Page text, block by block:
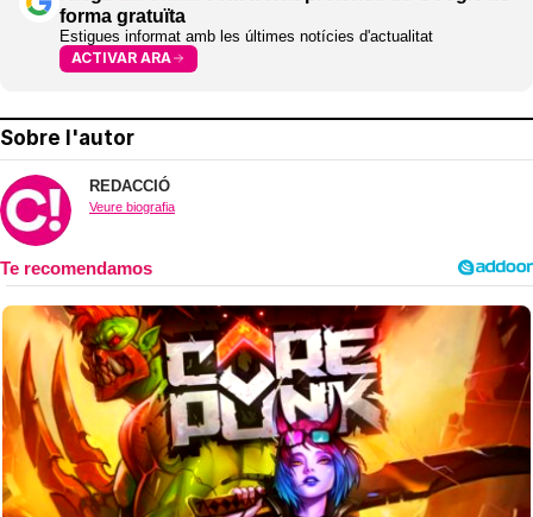
forma gratuïta
Estigues informat amb les últimes notícies d'actualitat
ACTIVAR ARA
Sobre l'autor
REDACCIÓ
Veure biografia